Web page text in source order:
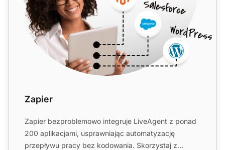
Zapier
Zapier bezproblemowo integruje LiveAgent z ponad
200 aplikacjami, usprawniając automatyzację
przepływu pracy bez kodowania. Skorzystaj z